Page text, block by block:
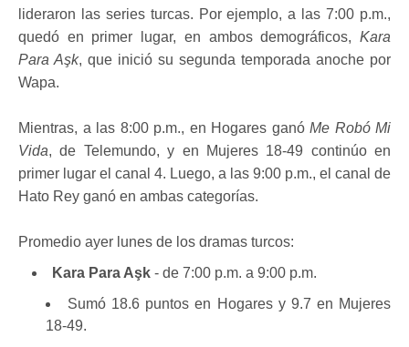
lideraron las series turcas. Por ejemplo, a las 7:00 p.m.,
quedó en primer lugar, en ambos demográficos, Kara
Para Aşk, que inició su segunda temporada anoche por
Wapa.
Mientras, a las 8:00 p.m., en Hogares ganó Me Robó Mi
Vida, de Telemundo, y en Mujeres 18-49 continúo en
primer lugar el canal 4. Luego, a las 9:00 p.m., el canal de
Hato Rey ganó en ambas categorías.
Promedio ayer lunes de los dramas turcos:
Kara Para Aşk - de 7:00 p.m. a 9:00 p.m.
Sumó 18.6 puntos en Hogares y 9.7 en Mujeres
18-49.